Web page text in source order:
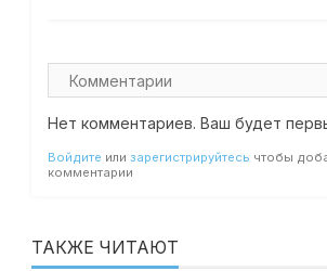
Нет комментариев. Ваш будет
Войдите или зарегистрируйтесь чтобы
комментарии
ТАКЖЕ ЧИТАЮТ